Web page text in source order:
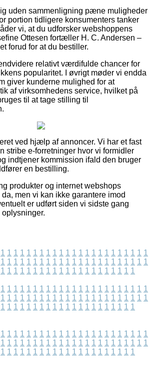
uden sammenligning pæne muligheder
portion tidligere konsumenters tanker
vi, at du udforsker webshoppens
Ottesen fortæller H. C. Andersen –
forud for at du bestiller.
relativt værdifulde chancer for
popularitet. I øvrigt møder vi endda
giver kunderne mulighed for at
af virksomhedens service, hvilket på
til at tage stilling til
ved hjælp af annoncer. Vi har et fast
stribe e-forretninger hvor vi formidler
indtjener kommission ifald den bruger
en bestilling.
produkter og internet webshops
men vi kan ikke garantere imod
er udført siden vi sidste gang
1 1 1 1 1 1 1 1 1 1 1 1 1 1 1 1 1 1 1 1 1 1 1
1 1 1 1 1 1 1 1 1 1 1 1 1 1 1 1 1 1 1 1 1 1 1
1 1 1 1 1 1 1 1 1 1 1 1 1 1 1 1 1 1 1 1 1
1 1 1 1 1 1 1 1 1 1 1 1 1 1 1 1 1 1 1 1 1 1 1
1 1 1 1 1 1 1 1 1 1 1 1 1 1 1 1 1 1 1 1 1 1 1
1 1 1 1 1 1 1 1 1 1 1 1 1 1 1 1 1 1 1 1 1
1 1 1 1 1 1 1 1 1 1 1 1 1 1 1 1 1 1 1 1 1 1 1
1 1 1 1 1 1 1 1 1 1 1 1 1 1 1 1 1 1 1 1 1 1 1
1 1 1 1 1 1 1 1 1 1 1 1 1 1 1 1 1 1 1 1 1